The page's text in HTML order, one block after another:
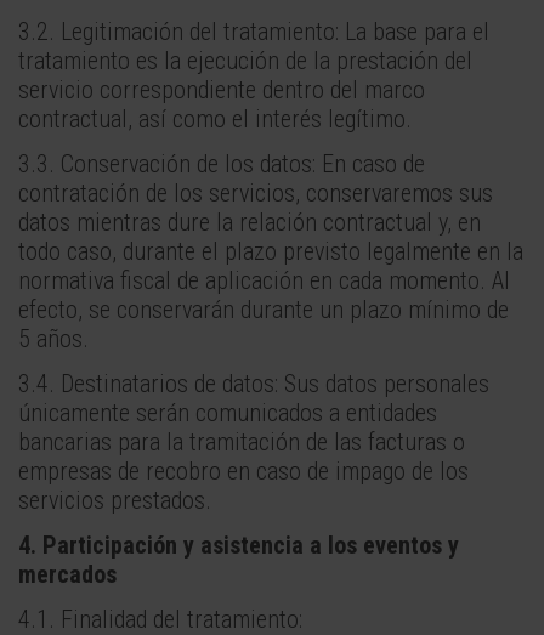
3.2. Legitimación del tratamiento: La base para el
tratamiento es la ejecución de la prestación del
servicio correspondiente dentro del marco
contractual, así como el interés legítimo.
3.3. Conservación de los datos: En caso de
contratación de los servicios, conservaremos sus
datos mientras dure la relación contractual y, en
todo caso, durante el plazo previsto legalmente en la
normativa fiscal de aplicación en cada momento. Al
efecto, se conservarán durante un plazo mínimo de
5 años.
3.4. Destinatarios de datos: Sus datos personales
únicamente serán comunicados a entidades
bancarias para la tramitación de las facturas o
empresas de recobro en caso de impago de los
servicios prestados.
4. Participación y asistencia a los eventos y
mercados
4.1. Finalidad del tratamiento: